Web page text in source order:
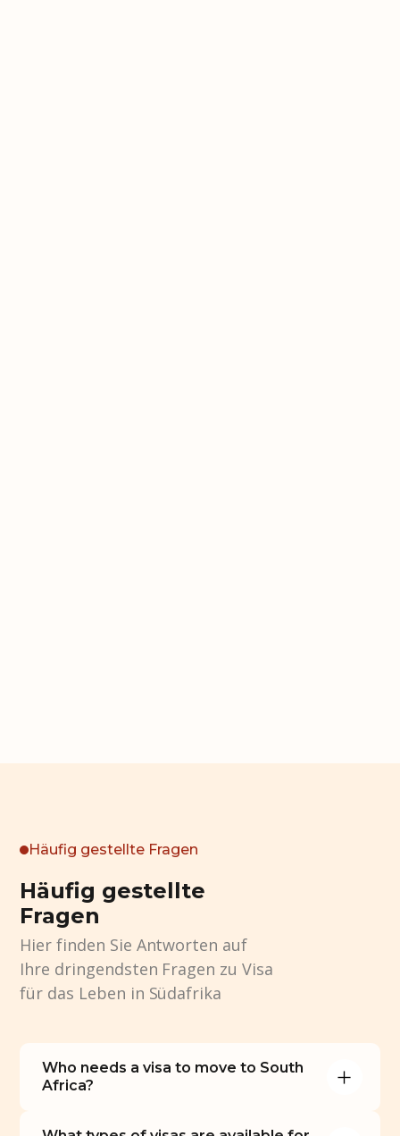
Häufig gestellte Fragen
Häufig gestellte
Fragen
Hier finden Sie Antworten auf
Ihre dringendsten Fragen zu Visa
für das Leben in Südafrika
Who needs a visa to move to South
Africa?